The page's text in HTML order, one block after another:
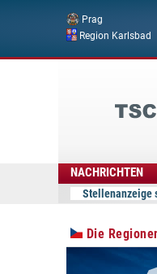
Prag
Region Karlsbad
NACHRICHTEN
Stellenanzeige
Die